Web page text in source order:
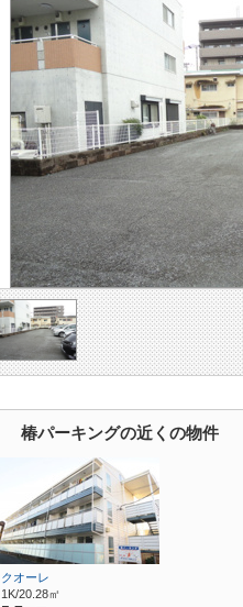
椿パーキングの近くの物件
クオーレ
1K/20.28㎡